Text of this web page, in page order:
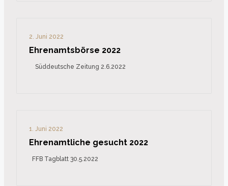
2. Juni 2022
Ehrenamtsbörse 2022
Süddeutsche Zeitung 2.6.2022
1. Juni 2022
Ehrenamtliche gesucht 2022
FFB Tagblatt 30.5.2022